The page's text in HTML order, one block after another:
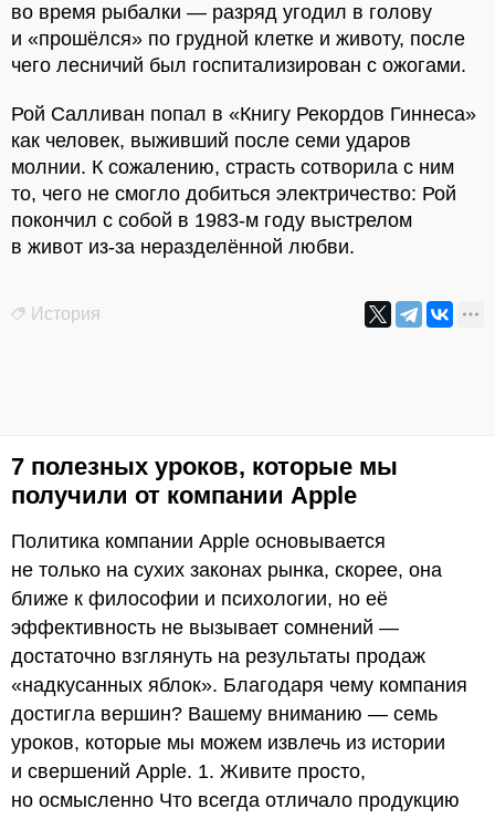
во время рыбалки — разряд угодил в голову
и «прошёлся» по грудной клетке и животу, после
чего лесничий был госпитализирован с ожогами.
Рой Салливан попал в «Книгу Рекордов Гиннеса»
как человек, выживший после семи ударов
молнии. К сожалению, страсть сотворила с ним
то, чего не смогло добиться электричество: Рой
покончил с собой в 1983-м году выстрелом
в живот из-за неразделённой любви.
История
7 полезных уроков, которые мы
получили от компании Apple
Политика компании Apple основывается
не только на сухих законах рынка, скорее, она
ближе к философии и психологии, но её
эффективность не вызывает сомнений —
достаточно взглянуть на результаты продаж
«надкусанных яблок». Благодаря чему компания
достигла вершин? Вашему вниманию — семь
уроков, которые мы можем извлечь из истории
и свершений Apple. 1. Живите просто,
но осмысленно Что всегда отличало продукцию